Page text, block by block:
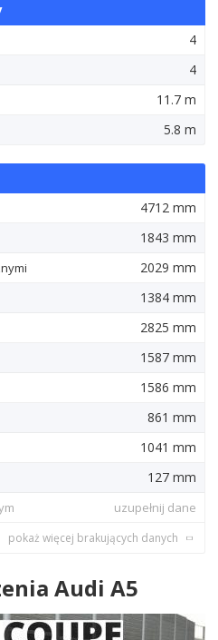
4
4
11.7 m
5.8 m
4712 mm
1843 mm
2029 mm
1384 mm
2825 mm
1587 mm
1586 mm
861 mm
1041 mm
127 mm
uzupełnij dane
pokaż więcej brakujących danych
Audi A5